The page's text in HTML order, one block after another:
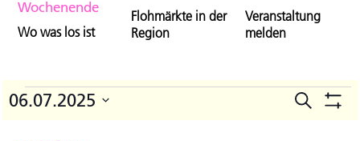
Wochenende
Wo was los ist
Flohmärkte in der
Region
Veranstaltung
melden
Veranstaltungen
Suche
06.07.2025